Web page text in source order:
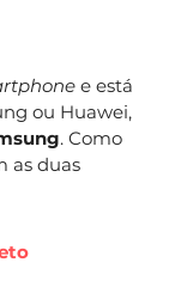
e está
ou Huawei,
. Como
as duas